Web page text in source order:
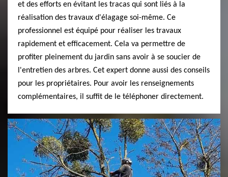
et des efforts en évitant les tracas qui sont liés à la
réalisation des travaux d'élagage soi-même. Ce
professionnel est équipé pour réaliser les travaux
rapidement et efficacement. Cela va permettre de
profiter pleinement du jardin sans avoir à se soucier de
l'entretien des arbres. Cet expert donne aussi des conseils
pour les propriétaires. Pour avoir les renseignements
complémentaires, il suffit de le téléphoner directement.